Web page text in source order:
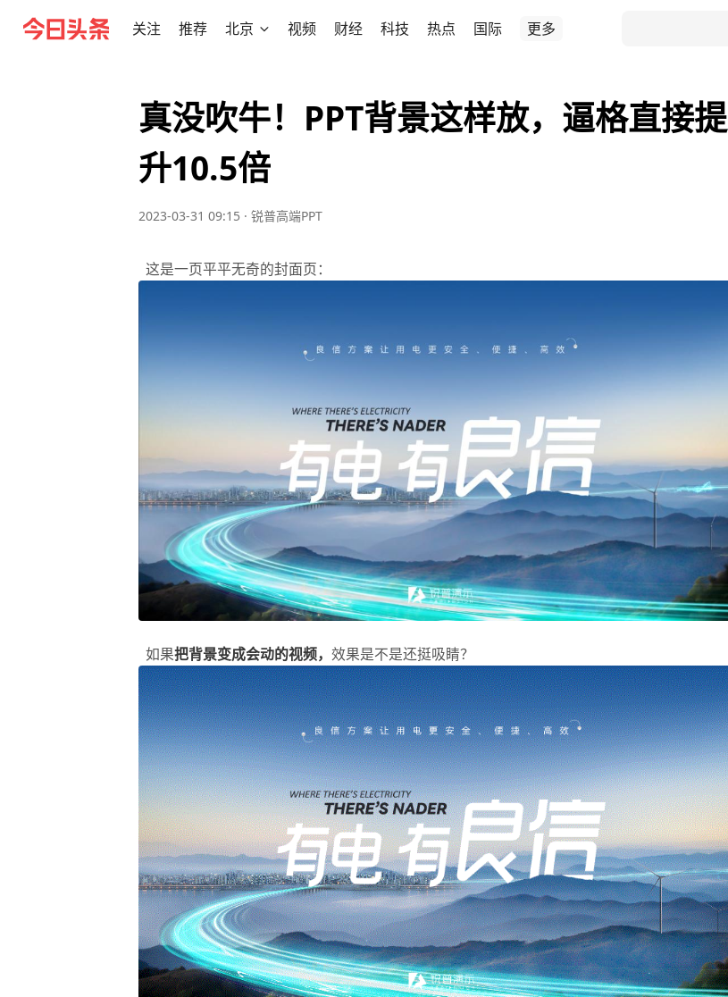
关注 推荐 北京 视频 财经 科技 热点 国际 更多
真没吹牛！PPT背景这样放，逼格直接提
升10.5倍
2023-03-31 09:15 · 锐普高端PPT
这是一页平平无奇的封面页：
如果把背景变成会动的视频， 效果是不是还挺吸睛？